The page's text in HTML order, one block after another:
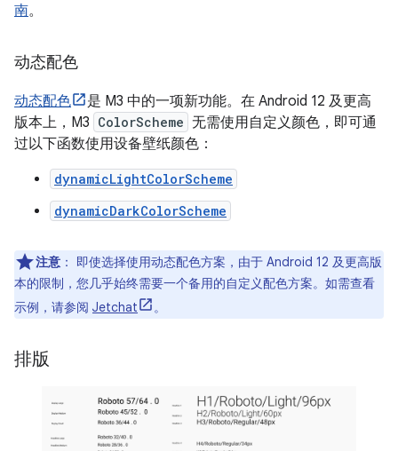
南。
动态配色
动态配色
是 M3 中的一项新功能。在 Android 12 及更高
版本上，M3 ColorScheme 无需使用自定义颜色，即可通
过以下函数使用设备壁纸颜色：
dynamicLightColorScheme
dynamicDarkColorScheme
注意 ：
即使选择使用动态配色方案，由于 Android 12 及更高版
本的限制，您几乎始终需要一个备用的自定义配色方案。如需查看
示例，请参阅 Jetchat 。
排版